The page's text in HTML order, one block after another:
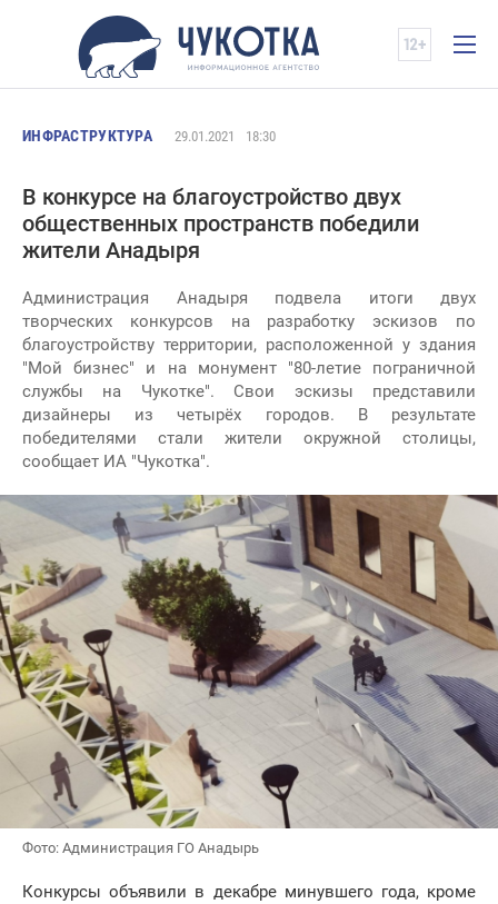
ИНФРАСТРУКТУРА 29.01.2021 18:30
В конкурсе на благоустройство двух
общественных пространств победили
жители Анадыря
Администрация Анадыря подвела итоги двух
творческих конкурсов на разработку эскизов по
благоустройству территории, расположенной у здания
"Мой бизнес" и на монумент "80-летие пограничной
службы на Чукотке". Свои эскизы представили
дизайнеры из четырёх городов. В результате
победителями стали жители окружной столицы,
сообщает ИА "Чукотка".
Фото: Администрация ГО Анадырь
Конкурсы объявили в декабре минувшего года, кроме